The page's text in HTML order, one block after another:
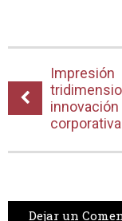
Impresión
innovación
corporativa
Dejar un